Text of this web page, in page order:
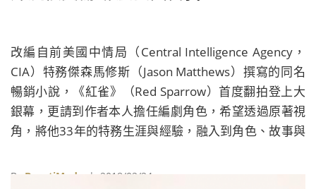
改編自前美國中情局（Central Intelligence Agency，
CIA）特務傑森馬修斯（Jason Matthews）撰寫的同名
暢銷小說，《紅雀》（Red Sparrow）首度翻拍登上大
銀幕，更請到作者本人擔任編劇角色，希望透過原著視
角，將他33年的特務生涯與經驗，融入到角色、故事與
知的機密與技巧。
By BeautiMode | 2018/02/24